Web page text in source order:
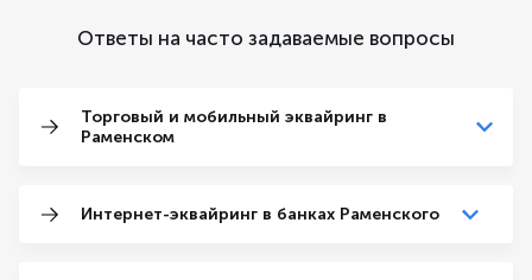
Ответы на часто задаваемые вопросы
Торговый и мобильный эквайринг в
Раменском
Интернет-эквайринг в банках Раменского